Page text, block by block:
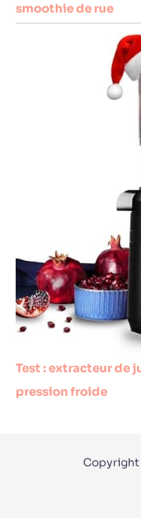
smoothie de rue
Test : extracteur de
pression froide
Copyright